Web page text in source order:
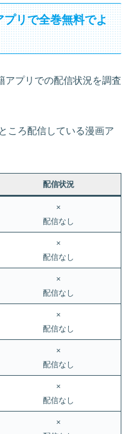
リで全巻無料でよ
アプリでの配信状況を調査
ころ配信している漫画ア
配信状況
×
配信なし
×
配信なし
×
配信なし
×
配信なし
×
配信なし
×
配信なし
×